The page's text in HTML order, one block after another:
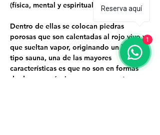
(física, mental y espiritualmente).
Dentro de ellas se colocan piedras
porosas que son calentadas al rojo vivo y
que sueltan vapor, originando un lugar
tipo sauna, una de las mayores
características es que no son en formas
de domo y así mismo que no cuenta con
Reserva aquí
1